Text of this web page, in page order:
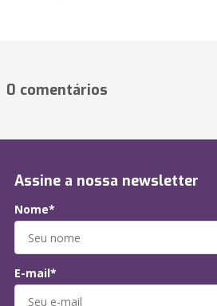
0 comentários
Assine a nossa newsletter
Nome*
E-mail*